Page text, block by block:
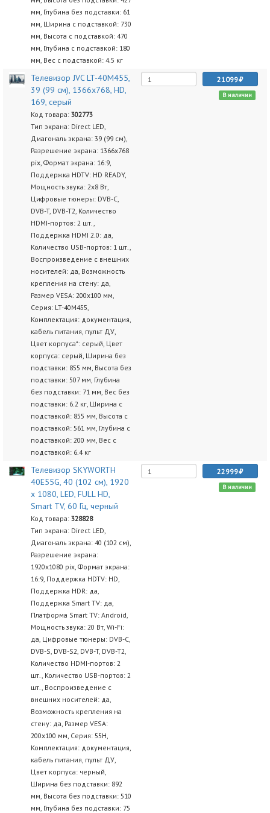
мм, Глубина без подставки: 61
мм, Ширина с подставкой: 730
мм, Высота с подставкой: 470
мм, Глубина с подставкой: 180
мм, Вес с подставкой: 4.5 кг
Телевизор JVC LT-40M455,
39 (99 см), 1366x768, HD,
169, серый
Код товара: 302773
Тип экрана: Direct LED,
Диагональ экрана: 39 (99 см),
Разрешение экрана: 1366x768
pix, Формат экрана: 16:9,
Поддержка HDTV: HD READY,
Мощность звука: 2х8 Вт,
Цифровые тюнеры: DVB-C,
DVB-T, DVB-T2, Количество
HDMI-портов: 2 шт.,
Поддержка HDMI 2.0: да,
Количество USB-портов: 1 шт.,
Воспроизведение с внешних
носителей: да, Возможность
крепления на стену: да,
Размер VESA: 200x100 мм,
Серия: LT-40M455,
Комплектация: документация,
кабель питания, пульт ДУ,
Цвет корпуса*: серый, Цвет
корпуса: серый, Ширина без
подставки: 855 мм, Высота без
подставки: 507 мм, Глубина
без подставки: 71 мм, Вес без
подставки: 6.2 кг, Ширина с
подставкой: 855 мм, Высота с
подставкой: 561 мм, Глубина с
подставкой: 200 мм, Вес с
подставкой: 6.4 кг
21099
В наличии
Телевизор SKYWORTH
40E55G, 40 (102 см), 1920
x 1080, LED, FULL HD,
Smart TV, 60 Гц, черный
Код товара: 328828
Тип экрана: Direct LED,
Диагональ экрана: 40 (102 см),
Разрешение экрана:
1920x1080 pix, Формат экрана:
16:9, Поддержка HDTV: HD,
Поддержка HDR: да,
Поддержка Smart TV: да,
Платформа Smart TV: Android,
Мощность звука: 20 Вт, Wi-Fi:
да, Цифровые тюнеры: DVB-C,
DVB-S, DVB-S2, DVB-T, DVB-T2,
Количество HDMI-портов: 2
шт., Количество USB-портов: 2
шт., Воспроизведение с
внешних носителей: да,
Возможность крепления на
стену: да, Размер VESA:
200x100 мм, Серия: 55H,
Комплектация: документация,
кабель питания, пульт ДУ,
Цвет корпуса: черный,
Ширина без подставки: 892
мм, Высота без подставки: 510
мм, Глубина без подставки: 75
22999
В наличии